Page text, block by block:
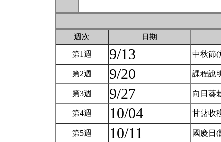
週次 日期
第1週 9/13 中秋節
第2週 9/20 課程說
第3週 9/27 向日葵
第4週 10/04 甘藷收
第5週 10/11 國慶日